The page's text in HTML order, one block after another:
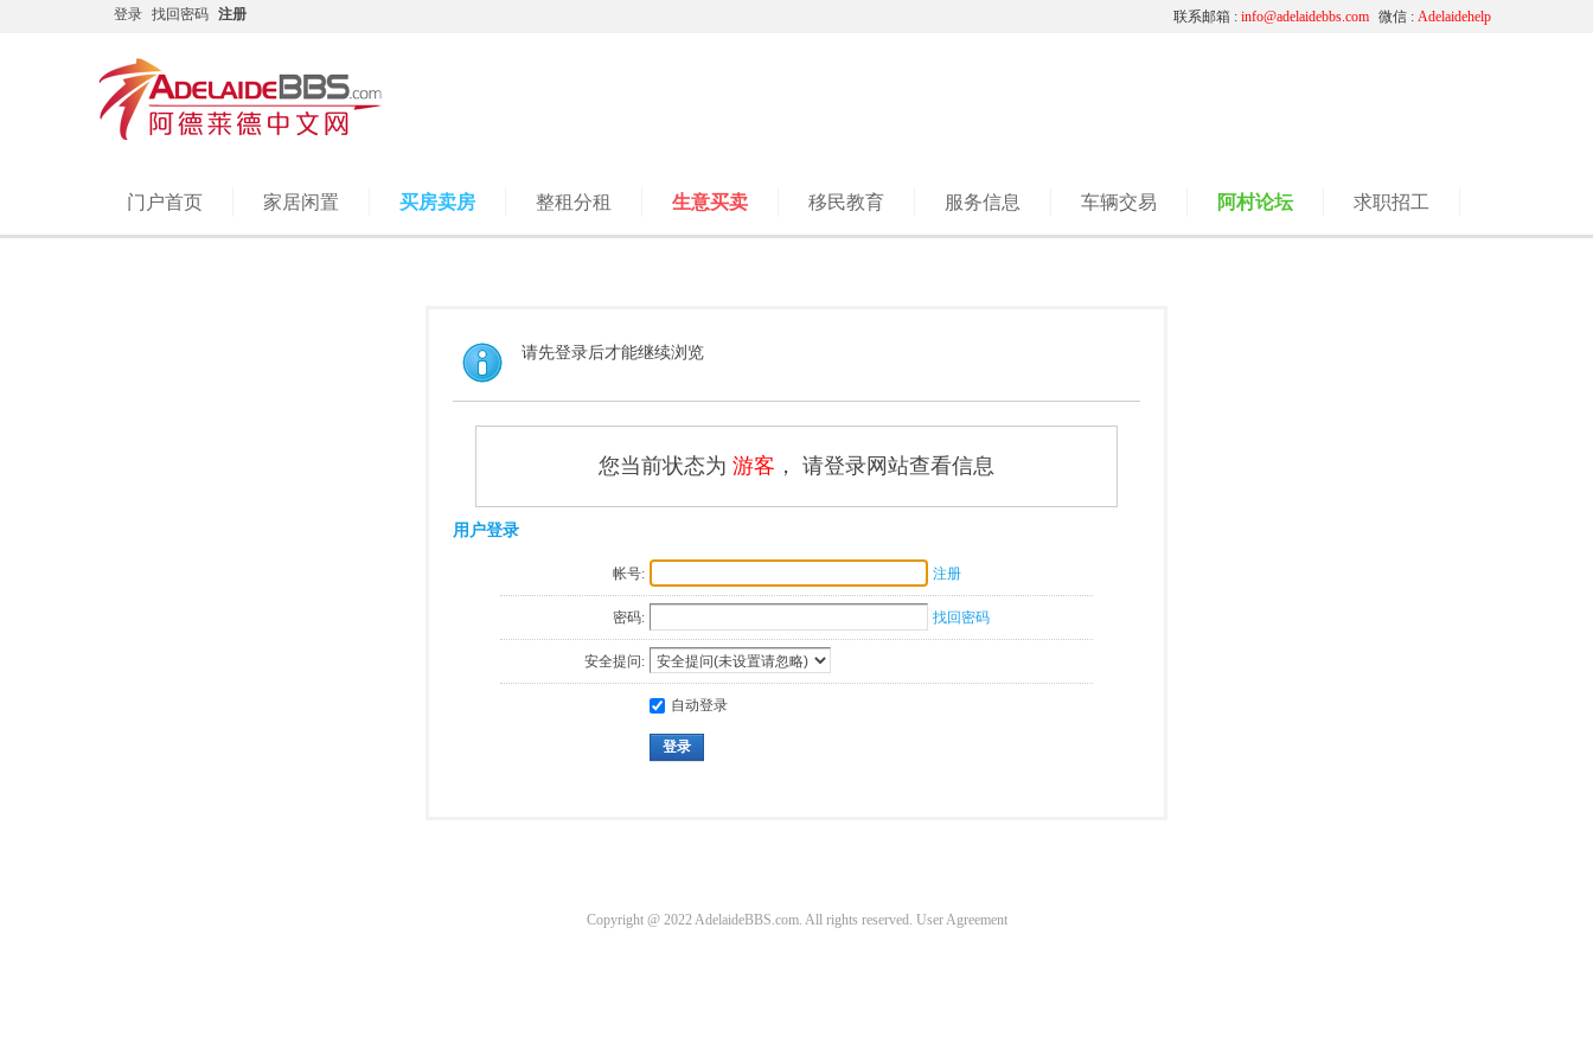
登录 找回密码 注册 微信 : Adelaidehelp
联系邮箱 : info@adelaidebbs.com
门户首页 家居闲置 买房卖房 整租分租 生意买卖 移民教育 服务信息 车辆交易 阿村论坛 求职招工
请先登录后才能继续浏览
您当前状态为 游客 ， 请登录网站查看信息
用户登录
帐号: 注册
密码: 找回密码
安全提问:
自动登录
登录
Copyright @ 2022 AdelaideBBS.com. All rights reserved. User Agreement